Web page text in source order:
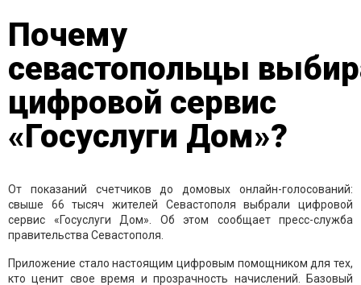
Почему
севастопольцы
цифровой сервис
«Госуслуги Дом»?
От показаний счетчиков до домовых онлайн-голосований:
свыше 66 тысяч жителей Севастополя выбрали цифровой
сервис «Госуслуги Дом». Об этом сообщает пресс-служба
правительства Севастополя.
Приложение стало настоящим цифровым помощником для тех,
кто ценит свое время и прозрачность начислений. Базовый